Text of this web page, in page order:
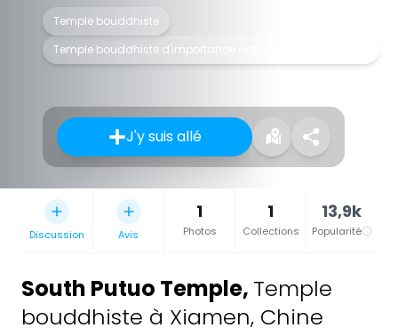
Temple bouddhiste
Temple bouddhiste d'importance nationale en région Han
J'y suis allé
Discussion Avis
1
Photos
1
Collections
13,9k
Popularité
South Putuo Temple, Temple
bouddhiste à Xiamen, Chine